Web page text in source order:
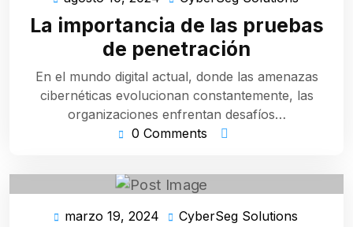
10,
2024
La importancia de las pruebas
de penetración
En el mundo digital actual, donde las amenazas
cibernéticas evolucionan constantemente, las
organizaciones enfrentan desafíos…
0 Comments
marzo 19, 2024 marzo
CyberSeg Solutions